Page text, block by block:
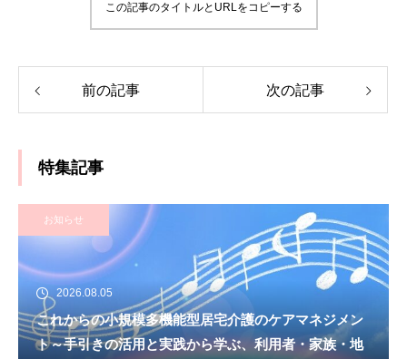
この記事のタイトルとURLをコピーする
前の記事 次の記事
特集記事
お知らせ
2026.08.05
これからの小規模多機能型居宅介護のケアマネジメン
ト～手引きの活用と実践から学ぶ、利用者・家族・地